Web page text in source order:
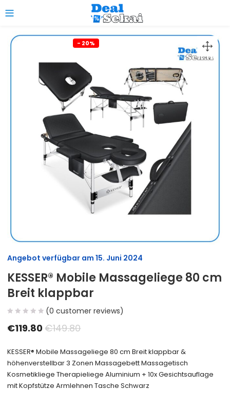
- 20%
Angebot verfügbar am15. Juni 2024
KESSER® Mobile Massageliege 80 cm
Breit klappbar
(0 customer reviews)
€119.80€149.80
KESSER® Mobile Massageliege 80 cm Breit klappbar &
höhenverstellbar 3 Zonen Massagebett Massagetisch
Kosmetikliege Therapieliege Aluminium + 10x Gesichtsauflage
mit Kopfstütze Armlehnen Tasche Schwarz